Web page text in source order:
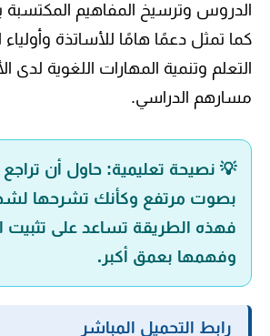
الدروس وترسيخ المفاهيم
كما تمثل دعمًا هامًا للأساتذة وأولياء
التعلم وتنمية المهارات اللغوية لدى
مسارهم الدراسي.
💡 نصيحة تعليمية: حاول أن
بصوت مرتفع وكأنك تشرحها
فهذه الطريقة تساعد على تثبيت
وفهمها بعمق أكبر.
رابط التحميل المباشر